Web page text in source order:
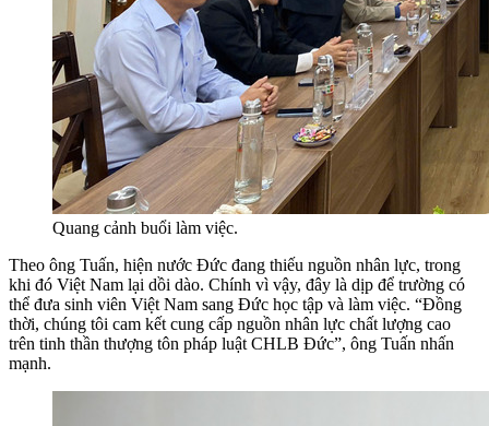
Quang cảnh buổi làm việc.
Theo ông Tuấn, hiện nước Đức đang thiếu nguồn nhân lực, trong
khi đó Việt Nam lại dồi dào. Chính vì vậy, đây là dịp để trường có
thể đưa sinh viên Việt Nam sang Đức học tập và làm việc. “Đồng
thời, chúng tôi cam kết cung cấp nguồn nhân lực chất lượng cao
trên tinh thần thượng tôn pháp luật CHLB Đức”, ông Tuấn nhấn
mạnh.